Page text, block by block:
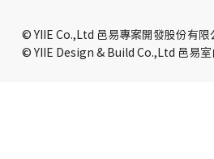
© YIIE Co.,Ltd 邑易專案開發股份有限
© YIIE Design & Build Co.,Ltd 邑易